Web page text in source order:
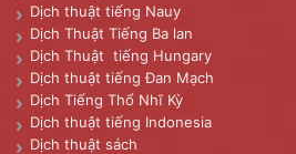
Dịch thuật tiếng Nauy
Dịch Thuật Tiếng Ba lan
Dịch Thuật tiếng Hungary
Dịch thuật tiếng Đan Mạch
Dịch Tiếng Thổ Nhĩ Kỳ
Dịch thuật tiếng Indonesia
Dịch thuật sách